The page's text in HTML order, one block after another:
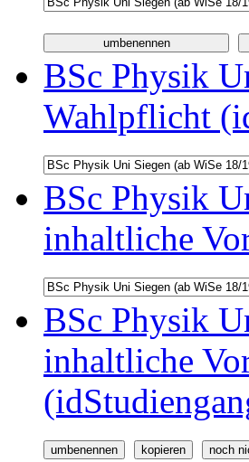
BSc Physik
Wahlpflicht
BSc Physik
inhaltliche
BSc Physik
inhaltliche